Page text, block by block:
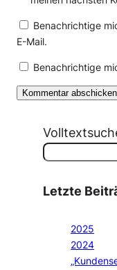
Benachrichtige
E-Mail.
Benachrichtige
Letzte
2025
2024